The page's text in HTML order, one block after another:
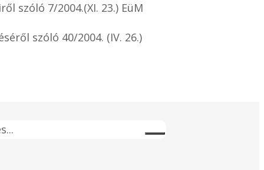
szóló 7/2004.(XI. 23.) EüM
szóló 40/2004. (IV. 26.)